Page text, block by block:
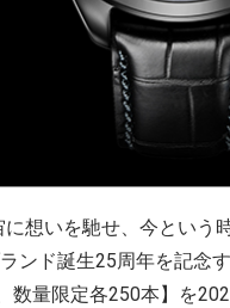
想いを馳せ、今という
ンド誕生25周年を記念
量限定各250本】を